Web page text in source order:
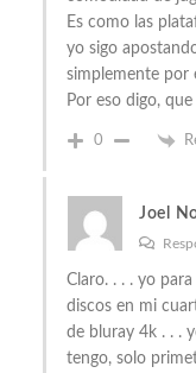
Es como las
yo sigo
simplemente por
Por eso digo,
0
Joel
Claro. . . . yo
discos en mi
de bluray 4k . . .
tengo, solo